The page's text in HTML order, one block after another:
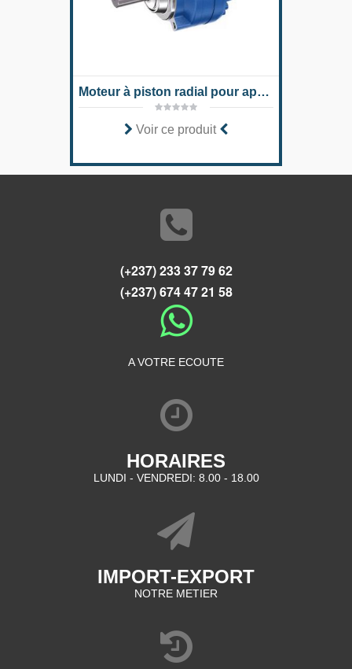
Moteur à piston radial pour applications industrielles MCR-E
Voir ce produit
(+237) 233 37 79 62
(+237) 674 47 21 58
A VOTRE ECOUTE
HORAIRES
LUNDI - VENDREDI: 8.00 - 18.00
IMPORT-EXPORT
NOTRE METIER